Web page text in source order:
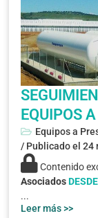
EQUIPOS
Equipos a
/ Publicado el 24
Contenido
Asociados
...
Leer más >>